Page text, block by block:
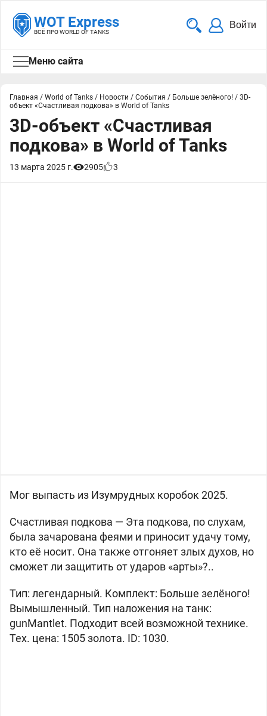
WOT Express
ВСЁ ПРО WORLD OF TANKS
Войти
Меню сайта
Главная / World of Tanks / Новости / События / Больше зелёного! / 3D-
объект «Счастливая подкова» в World of Tanks
3D-объект «Счастливая
подкова» в World of Tanks
13 марта 2025 г. 2905 3
Мог выпасть из Изумрудных коробок 2025.
Счастливая подкова — Эта подкова, по слухам,
была зачарована феями и приносит удачу тому,
кто её носит. Она также отгоняет злых духов, но
сможет ли защитить от ударов «арты»?..
Тип: легендарный. Комплект: Больше зелёного!
Вымышленный. Тип наложения на танк:
gunMantlet. Подходит всей возможной технике.
Тех. цена: 1505 золота. ID: 1030.